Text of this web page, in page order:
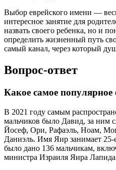
Выбор еврейского имени —
интересное занятие для
назвать своего ребенка, но и
определить жизненный путь
самый канал, через который
Вопрос-ответ
Какое самое популярное
В 2021 году самым
мальчиков было Давид, за ним
Йосеф, Ори, Рафаэль, Ноам,
Даниэль. Имя Яир занимает 25-
было дано 136 мальчикам,
министра Израиля Яира